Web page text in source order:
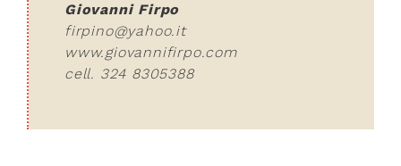
Giovanni Firpo
firpino@yahoo.it
www.giovannifirpo.com
cell. 324 8305388